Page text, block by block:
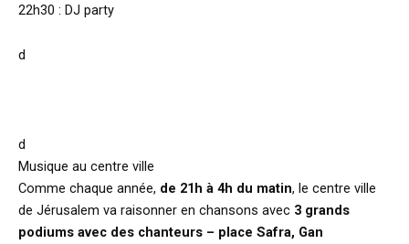
22h30 : DJ party
d
d
Musique au centre ville
Comme chaque année, de 21h à 4h du matin, le centre ville
de Jérusalem va raisonner en chansons avec 3 grands
podiums avec des chanteurs – place Safra, Gan